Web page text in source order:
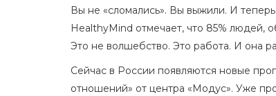
Вы не «сломались». Вы выжили. И
HealthyMind отмечает, что 85% людей,
Это не волшебство. Это работа. И она
Сейчас в России появляются новые
отношений» от центра «Модус». Уже